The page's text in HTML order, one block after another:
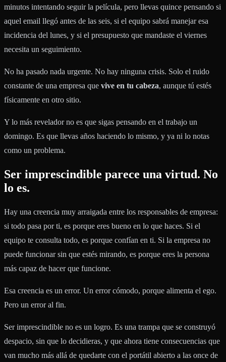
minutos intentando seguir la película, pero llevas quince pensando si
aquel email llegó antes de las seis, si el equipo sabrá manejar esa
incidencia del lunes, y si el presupuesto que mandaste el viernes
necesita un seguimiento.
No ha pasado nada urgente. No hay ninguna crisis. Solo el ruido
constante de una empresa que vive en tu cabeza, aunque tú estés
físicamente en otro sitio.
Y lo más revelador no es que sigas pensando en el trabajo un
domingo. Es que llevas años haciendo lo mismo, y ya ni lo notas
como un problema.
Ser imprescindible parece una virtud. No
lo es.
Hay una creencia muy arraigada entre los responsables de empresa:
si todo pasa por ti, es porque eres bueno en lo que haces. Si el
equipo te consulta todo, es porque confían en ti. Si la empresa no
puede funcionar sin que estés mirando, es porque eres la persona
más capaz de hacer que funcione.
Esa creencia es un error. Un error cómodo, porque alimenta el ego.
Pero un error al fin.
Ser imprescindible no es un logro. Es una trampa que se construyó
despacio, sin que lo decidieras, y que ahora tiene consecuencias que
van mucho más allá de quedarte con el portátil abierto a las once de